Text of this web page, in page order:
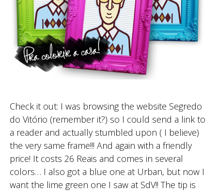
Check it out: I was browsing the website Segredo
do Vitório (remember it?) so I could send a link to
a reader and actually stumbled upon ( I believe)
the very same frame!!! And again with a friendly
price! It costs 26 Reais and comes in several
colors… I also got a blue one at Urban, but now I
want the lime green one I saw at SdV!! The tip is